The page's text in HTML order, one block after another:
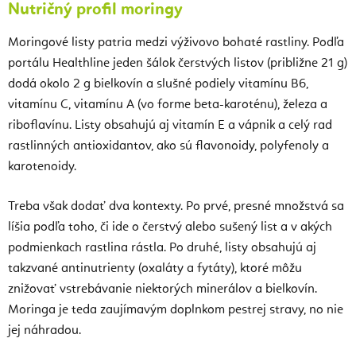
Nutričný profil moringy
Moringové listy patria medzi výživovo bohaté rastliny. Podľa
portálu Healthline jeden šálok čerstvých listov (približne 21 g)
dodá okolo 2 g bielkovín a slušné podiely vitamínu B6,
vitamínu C, vitamínu A (vo forme beta-karoténu), železa a
riboflavínu. Listy obsahujú aj vitamín E a vápnik a celý rad
rastlinných antioxidantov, ako sú flavonoidy, polyfenoly a
karotenoidy.
Treba však dodať dva kontexty. Po prvé, presné množstvá sa
líšia podľa toho, či ide o čerstvý alebo sušený list a v akých
podmienkach rastlina rástla. Po druhé, listy obsahujú aj
takzvané antinutrienty (oxaláty a fytáty), ktoré môžu
znižovať vstrebávanie niektorých minerálov a bielkovín.
Moringa je teda zaujímavým doplnkom pestrej stravy, no nie
jej náhradou.